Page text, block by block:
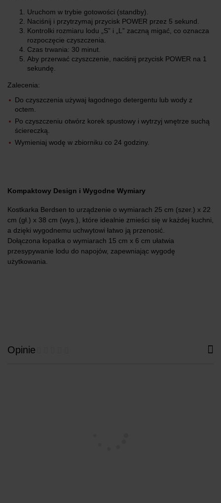
Uruchom w trybie gotowości (standby).
Naciśnij i przytrzymaj przycisk POWER przez 5 sekund.
Kontrolki rozmiaru lodu „S” i „L” zaczną migać, co oznacza
rozpoczęcie czyszczenia.
Czas trwania: 30 minut.
Aby przerwać czyszczenie, naciśnij przycisk POWER na 1
sekundę.
Zalecenia:
Do czyszczenia używaj łagodnego detergentu lub wody z
octem.
Po czyszczeniu otwórz korek spustowy i wytrzyj wnętrze suchą
ściereczką.
Wymieniaj wodę w zbiorniku co 24 godziny.
Kompaktowy Design i Wygodne Wymiary
Kostkarka Berdsen to urządzenie o wymiarach 25 cm (szer.) x 22
cm (gł.) x 38 cm (wys.), które idealnie zmieści się w każdej kuchni,
a dzięki wygodnemu uchwytowi łatwo ją przenosić.
Dołączona łopatka o wymiarach 15 cm x 6 cm ułatwia
przesypywanie lodu do napojów, zapewniając wygodę
użytkowania.
Opinie